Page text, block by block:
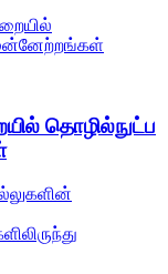
தொழில்நுட்ப